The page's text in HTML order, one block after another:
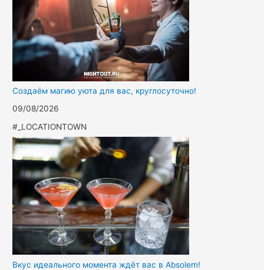
Создаём магию уюта для вас, круглосуточно!
09/08/2026
#_LOCATIONTOWN
Вкус идеального момента ждёт вас в Absolem!